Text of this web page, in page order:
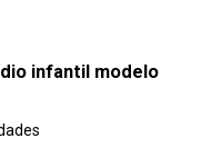
infantil modelo